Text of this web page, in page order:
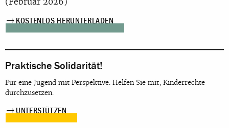
KOSTENLOS HERUNTERLADEN
Praktische Solidarität!
Für eine Jugend mit Perspektive. Helfen Sie mit, Kinderrechte
durchzusetzen.
UNTERSTÜTZEN